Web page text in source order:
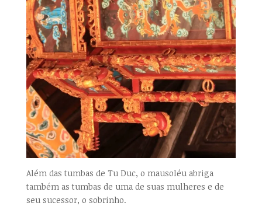
Além das tumbas de Tu Duc, o mausoléu abriga
também as tumbas de uma de suas mulheres e de
seu sucessor, o sobrinho.